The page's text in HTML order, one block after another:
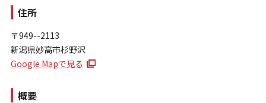
お問い合わせ
特定商取引法に基づく表示
住所
〒949--2113
新潟県妙高市杉野沢
Google Mapで見る
概要